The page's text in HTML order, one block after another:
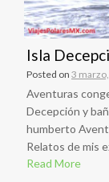
Isla
Posted on 3
Aventuras
Decepción y
humberto
Relatos de mis
Read More